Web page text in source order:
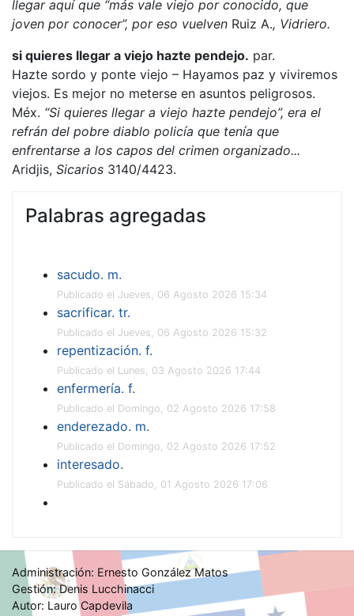
llegar aquí que “más vale viejo por conocido, que
joven por conocer”, por eso vuelven Ruiz A., Vidriero.
si quieres llegar a viejo hazte pendejo. par.
Hazte sordo y ponte viejo – Hayamos paz y viviremos
viejos. Es mejor no meterse en asuntos peligrosos.
Méx. “Si quieres llegar a viejo hazte pendejo”, era el
refrán del pobre diablo policía que tenía que
enfrentarse a los capos del crimen organizado...
Aridjis, Sicarios 3140/4423.
Palabras agregadas
sacudo. m.
Publicado el Jueves, 06 Agosto 2026 15:34
sacrificar. tr.
Publicado el Jueves, 06 Agosto 2026 15:32
repentización. f.
Publicado el Lunes, 03 Agosto 2026 17:44
enfermería. f.
Publicado el Domingo, 02 Agosto 2026 17:58
enderezado. m.
Publicado el Domingo, 02 Agosto 2026 17:52
interesado.
Publicado el Sábado, 01 Agosto 2026 17:06
Administración: Ernesto González Matos
Gestión: Denis Lucchinacci
Autor: Lauro Capdevila